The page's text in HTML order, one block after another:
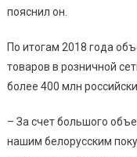
пояснил он.
По итогам 2018 года
товаров в розничной
более 400 млн
– За счет большого
нашим белорусским